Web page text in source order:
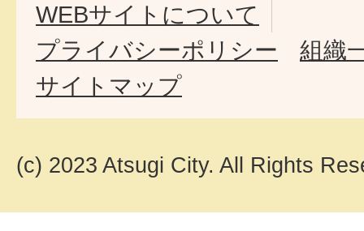
WEBサイトについて
プライバシーポリシー
組織
サイトマップ
(c) 2023 Atsugi City. All Rights